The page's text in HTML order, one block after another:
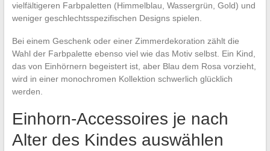
vielfältigeren Farbpaletten (Himmelblau, Wassergrün, Gold) und
weniger geschlechtsspezifischen Designs spielen.
Bei einem Geschenk oder einer Zimmerdekoration zählt die
Wahl der Farbpalette ebenso viel wie das Motiv selbst. Ein Kind,
das von Einhörnern begeistert ist, aber Blau dem Rosa vorzieht,
wird in einer monochromen Kollektion schwerlich glücklich
werden.
Einhorn-Accessoires je nach
Alter des Kindes auswählen